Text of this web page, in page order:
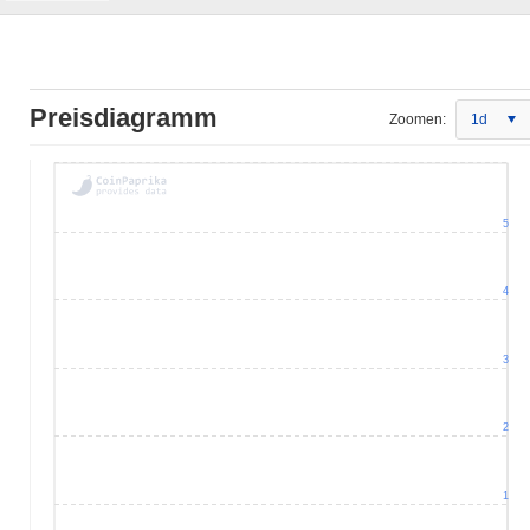
Preisdiagramm Zoomen: 1d
1
2
3
4
5